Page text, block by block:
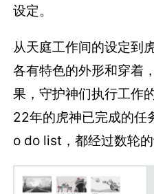
设定。
从天庭工作间的设定到
各有特色的外形和穿着
果，守护神们执行工作
22年的虎神已完成的
o do list，都经过数轮的